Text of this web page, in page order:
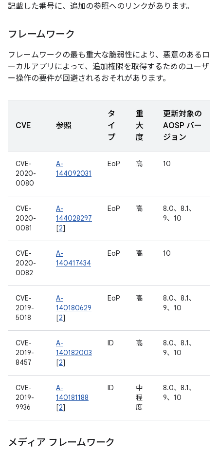
記載した番号に、追加の参照へのリンクがあります。
フレームワーク
フレームワークの最も重大な脆弱性により、悪意のあるロ
ーカルアプリによって、追加権限を取得するためのユーザ
ー操作の要件が回避されるおそれがあります。
CVE 参照
タ
イ
プ
重
大
度
更新対象の
AOSP バー
ジョン
CVE-
2020-
0080
A-
144092031
EoP 高 10
CVE-
2020-
0081
A-
144028297
[2]
EoP 高
8.0、8.1、
9、10
CVE-
2020-
0082
A-
140417434
EoP 高 10
CVE-
2019-
5018
A-
140180629
[2]
EoP 高
8.0、8.1、
9、10
CVE-
2019-
8457
A-
140182003
[2]
ID 高
8.0、8.1、
9、10
CVE-
2019-
9936
A-
140181188
[2]
ID
中
程
度
8.0、8.1、
9、10
メディア フレームワーク